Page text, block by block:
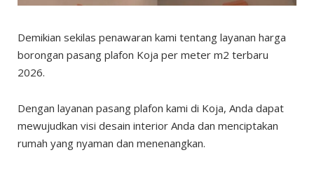
Demikian sekilas penawaran kami tentang layanan harga
borongan pasang plafon Koja per meter m2 terbaru
2026.
Dengan layanan pasang plafon kami di Koja, Anda dapat
mewujudkan visi desain interior Anda dan menciptakan
rumah yang nyaman dan menenangkan.